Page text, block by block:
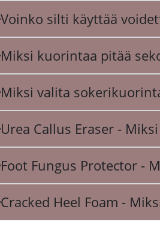
Voinko silti käyttää
Miksi kuorintaa pitää
Miksi valita
Urea Callus Eraser -
Foot Fungus Protector -
Cracked Heel Foam -